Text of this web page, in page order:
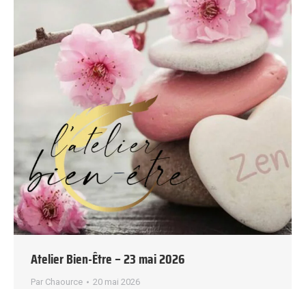
Atelier Bien-Être – 23 mai 2026
Par Chaource 20 mai 2026